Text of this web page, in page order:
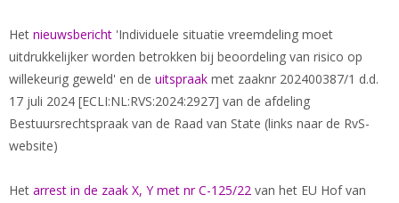
Het nieuwsbericht 'Individuele situatie vreemdeling moet
uitdrukkelijker worden betrokken bij beoordeling van risico op
willekeurig geweld' en de uitspraak met zaaknr 202400387/1 d.d.
17 juli 2024 [ECLI:NL:RVS:2024:2927] van de afdeling
Bestuursrechtspraak van de Raad van State (links naar de RvS-
website)
Het arrest in de zaak X, Y met nr C-125/22 van het EU Hof van